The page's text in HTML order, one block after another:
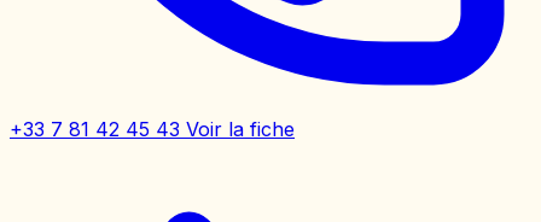
+33 7 81 42 45 43 Voir la fiche